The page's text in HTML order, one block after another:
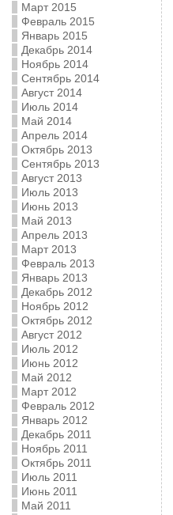
Март 2015
Февраль 2015
Январь 2015
Декабрь 2014
Ноябрь 2014
Сентябрь 2014
Август 2014
Июль 2014
Май 2014
Апрель 2014
Октябрь 2013
Сентябрь 2013
Август 2013
Июль 2013
Июнь 2013
Май 2013
Апрель 2013
Март 2013
Февраль 2013
Январь 2013
Декабрь 2012
Ноябрь 2012
Октябрь 2012
Август 2012
Июль 2012
Июнь 2012
Май 2012
Март 2012
Февраль 2012
Январь 2012
Декабрь 2011
Ноябрь 2011
Октябрь 2011
Июль 2011
Июнь 2011
Май 2011